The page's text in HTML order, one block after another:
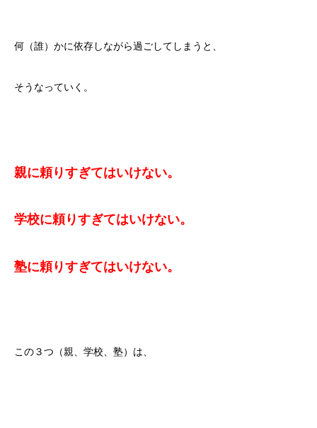
何（誰）かに依存しながら過ごしてしまうと、
そうなっていく。
親に頼りすぎてはいけない。
学校に頼りすぎてはいけない。
塾に頼りすぎてはいけない。
この３つ（親、学校、塾）は、